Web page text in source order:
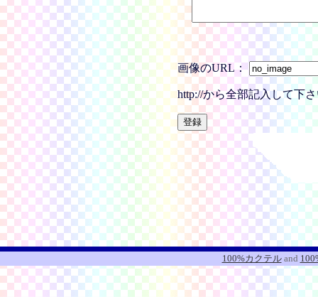
画像のURL：
http://から全部記入して下
100%カクテルand